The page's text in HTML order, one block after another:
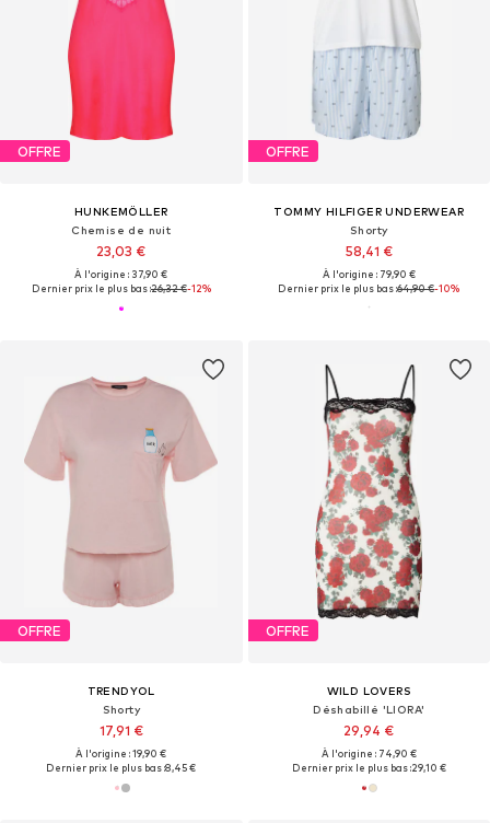
OFFRE
HUNKEMÖLLER
Chemise de nuit
23,03 €
À l'origine : 37,90 €
Dernier prix le plus bas :26,32 €-12%
OFFRE
TOMMY HILFIGER UNDERWEAR
Shorty
58,41 €
À l'origine : 79,90 €
Dernier prix le plus bas :64,90 €-10%
OFFRE
TRENDYOL
Shorty
17,91 €
À l'origine : 19,90 €
Dernier prix le plus bas :8,45 €
OFFRE
WILD LOVERS
Déshabillé 'LIORA'
29,94 €
À l'origine : 74,90 €
Dernier prix le plus bas :29,10 €